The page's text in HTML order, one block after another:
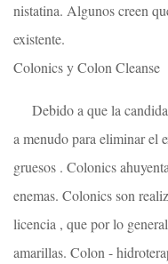
nistatina. Algunos creen
existente.
Colonics y Colon Cleanse
Debido a que la
a menudo para eliminar el
gruesos . Colonics
enemas. Colonics son
licencia , que por lo
amarillas. Colon -